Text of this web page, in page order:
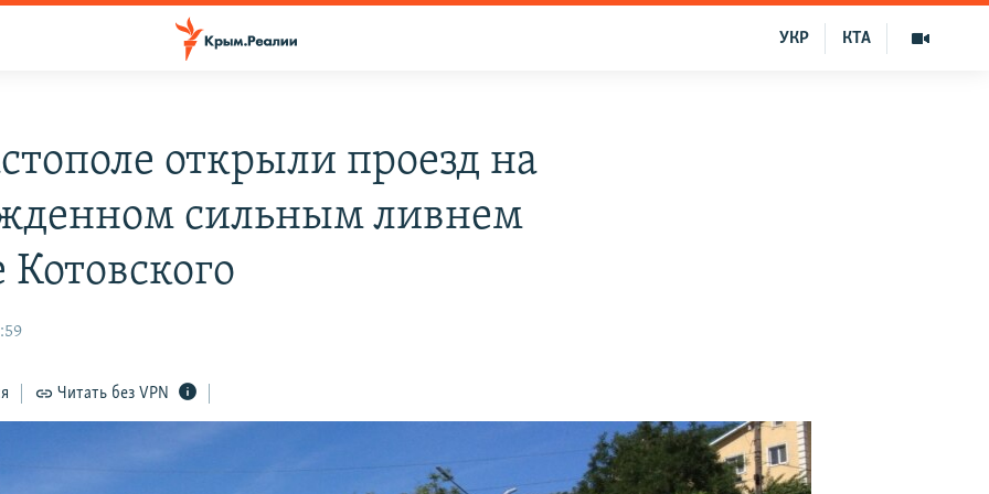
КТА
УКР
открыли проезд на
сильным ливнем
Котовского
Читать без VPN